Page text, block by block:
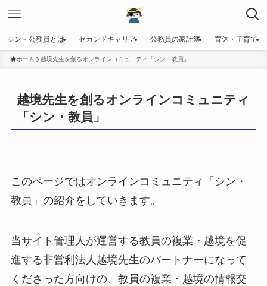
シン・公務員とは セカンドキャリア 公務員の家計簿 育休・子育て
ホーム 越境先生を創るオンラインコミュニティ「シン・教員」
越境先生を創るオンラインコミュニティ
「シン・教員」
このページではオンラインコミュニティ「シン・
教員」の紹介をしていきます。
当サイト管理人が運営する教員の複業・越境を促
進する非営利法人越境先生のパートナーになって
くださった方向けの、教員の複業・越境の情報交